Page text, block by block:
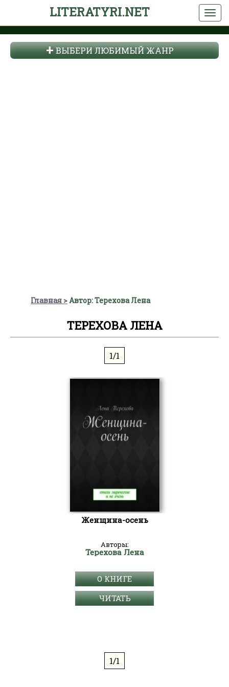
LITERATYRI.NET
ВЫБЕРИ ЛЮБИМЫЙ ЖАНР
Главная Автор: Терехова Лена
ТЕРЕХОВА ЛЕНА
1/1
Женщина-осень
Авторы:
Терехова Лена
О КНИГЕ
ЧИТАТЬ
1/1